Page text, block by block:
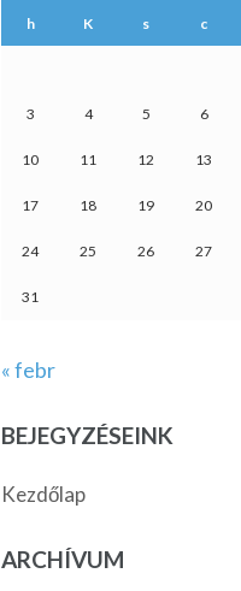
h K s c
3 4 5 6
10 11 12 13
17 18 19 20
24 25 26 27
31
« febr
BEJEGYZÉSEINK
Kezdőlap
ARCHÍVUM